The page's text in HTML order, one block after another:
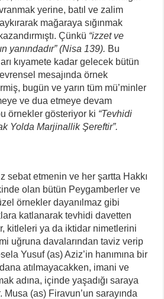
yerine, batıl ve zalim
mağaraya sığınmak
Çünkü “izzet ve
yanındadır” (Nisa 139). Bu
kıyamete kadar gelecek bütün
mesajında örnek
bugün ve yarın tüm mü’minler
ve dua etmeye devam
örnekler gösteriyor ki “Tevhidi
Yolda Marjinallik Şereftir”.
sebat etmenin ve her şartta Hakkı
olan bütün Peygamberler ve
örnekler dayanılmaz gibi
katlanarak tevhidi davetten
kitleleri ya da iktidar nimetlerini
uğruna davalarından taviz verip
Yusuf (as) Aziz’in hanımına bir
atılmayacakken, imani ve
adına, içinde yaşadığı saraya
Musa (as) Firavun’un sarayında